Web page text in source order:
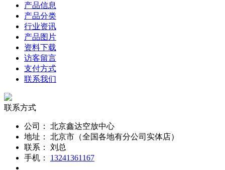
产品信息
产品分类
行业资讯
产品图片
资料下载
访客留言
支付方式
联系我们
联系方式
公司：
北京鑫达空放中心
地址：
北京市（全国各地有分公司实体店）
联系：
刘总
手机：
13241361167